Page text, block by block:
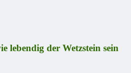
lebendig der Wetzstein sein